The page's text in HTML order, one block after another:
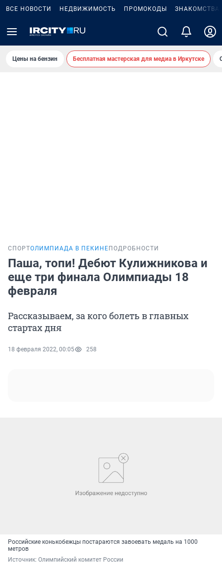
ВСЕ НОВОСТИ НЕДВИЖИМОСТЬ ПРОМОКОДЫ ЗНАКОМСТВА
Цены на бензин Бесплатная мастерская для медиа в Иркутске
СПОРТОЛИМПИАДА В ПЕКИНЕ ПОДРОБНОСТИ
Паша, топи! Дебют Кулижникова и
еще три финала Олимпиады 18
февраля
Рассказываем, за кого болеть в главных
стартах дня
18 февраля 2022, 00:05 258
Российские конькобежцы постараются завоевать медаль на 1000
метров
Источник: Олимпийский комитет России